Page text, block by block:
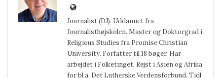
Journalist (DJ). Uddannet fra
Journalisthøjskolen. Master og Doktorgrad i
Religious Studies fra Promise Christian
University. Forfatter til 18 bøger. Har
arbejdet i Folketinget. Rejst i Asien og Afrika
for bl.a. Det Lutherske Verdensforbund. Tidl.